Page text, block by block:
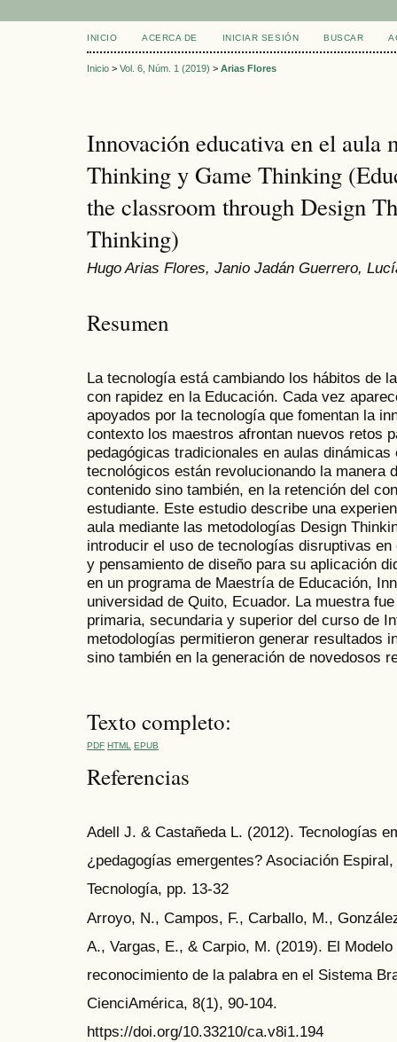
INICIO ACERCA DE INICIAR SESIÓN BUSCAR
Inicio > Vol. 6, Núm. 1 (2019) > Arias Flores
Innovación educativa en el aula
Thinking y Game Thinking
the classroom through Design
Thinking)
Hugo Arias Flores, Janio Jadán Guerrero,
Resumen
La tecnología está cambiando los hábitos de
con rapidez en la Educación. Cada vez
apoyados por la tecnología que fomentan la
contexto los maestros afrontan nuevos retos
pedagógicas tradicionales en aulas
tecnológicos están revolucionando la manera
contenido sino también, en la retención del
estudiante. Este estudio describe una
aula mediante las metodologías Design
introducir el uso de tecnologías disruptivas
y pensamiento de diseño para su aplicación
en un programa de Maestría de Educación,
universidad de Quito, Ecuador. La muestra
primaria, secundaria y superior del curso de
metodologías permitieron generar resultados
sino también en la generación de novedosos
Texto completo:
PDF HTML EPUB
Referencias
Adell J. & Castañeda L. (2012). Tecnologías
¿pedagogías emergentes? Asociación
Tecnología, pp. 13-32
Arroyo, N., Campos, F., Carballo, M.,
A., Vargas, E., & Carpio, M. (2019). El Modelo
reconocimiento de la palabra en el Sistema
CienciAmérica, 8(1), 90-104.
https://doi.org/10.33210/ca.v8i1.194